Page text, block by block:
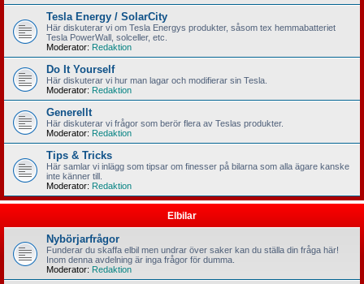
Tesla Energy / SolarCity
Här diskuterar vi om Tesla Energys produkter, såsom tex hemmabatteriet
Tesla PowerWall, solceller, etc.
Moderator: Redaktion
Do It Yourself
Här diskuterar vi hur man lagar och modifierar sin Tesla.
Moderator: Redaktion
Generellt
Här diskuterar vi frågor som berör flera av Teslas produkter.
Moderator: Redaktion
Tips & Tricks
Här samlar vi inlägg som tipsar om finesser på bilarna som alla ägare kanske
inte känner till.
Moderator: Redaktion
Elbilar
Nybörjarfrågor
Funderar du skaffa elbil men undrar över saker kan du ställa din fråga här!
Inom denna avdelning är inga frågor för dumma.
Moderator: Redaktion